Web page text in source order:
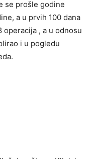
se prošle godine
a u prvih 100 dana
, a u odnosu
i u pogledu